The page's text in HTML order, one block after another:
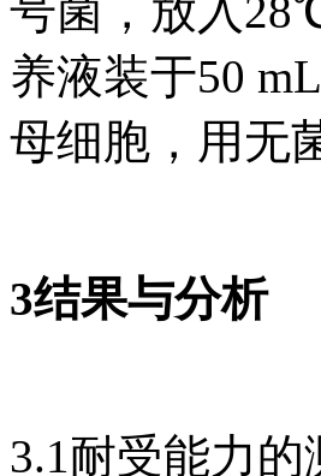
号菌，放入
养液装于50
母细胞，用无
3结果与分析
3.1耐受能力的